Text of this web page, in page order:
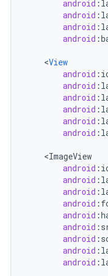
android :
android :
android :
android :
<View
android :
android :
android :
android :
android :
android :
<ImageView
android :
android :
android :
android :
android :
android :
android :
android :
android :